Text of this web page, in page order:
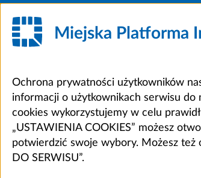
Miejska Platforma
Ochrona prywatności użytkowników
informacji o użytkownikach serwisu do
cookies wykorzystujemy w celu
„USTAWIENIA COOKIES” możesz
potwierdzić swoje wybory. Możesz też
DO SERWISU”.